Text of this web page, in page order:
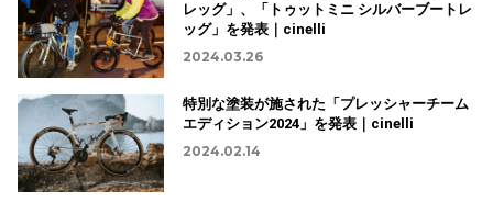
レッグ」、「トゥットミニ シルバーブートレ
ッグ」を発表｜cinelli
2024.03.26
特別な塗装が施された「プレッシャーチーム
エディション2024」を発表｜cinelli
2024.02.14